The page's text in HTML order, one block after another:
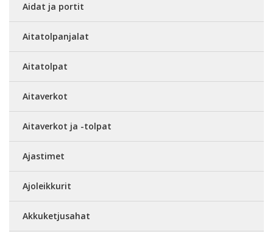
Aidat ja portit
Aitatolpanjalat
Aitatolpat
Aitaverkot
Aitaverkot ja -tolpat
Ajastimet
Ajoleikkurit
Akkuketjusahat